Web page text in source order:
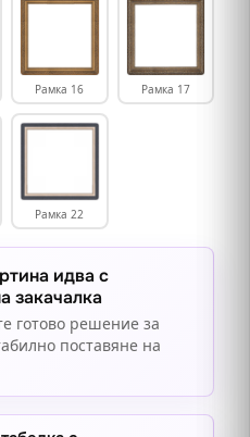
Рамка 16 Рамка 17
Рамка 22
идва с
закачалка
готово решение за
поставяне на